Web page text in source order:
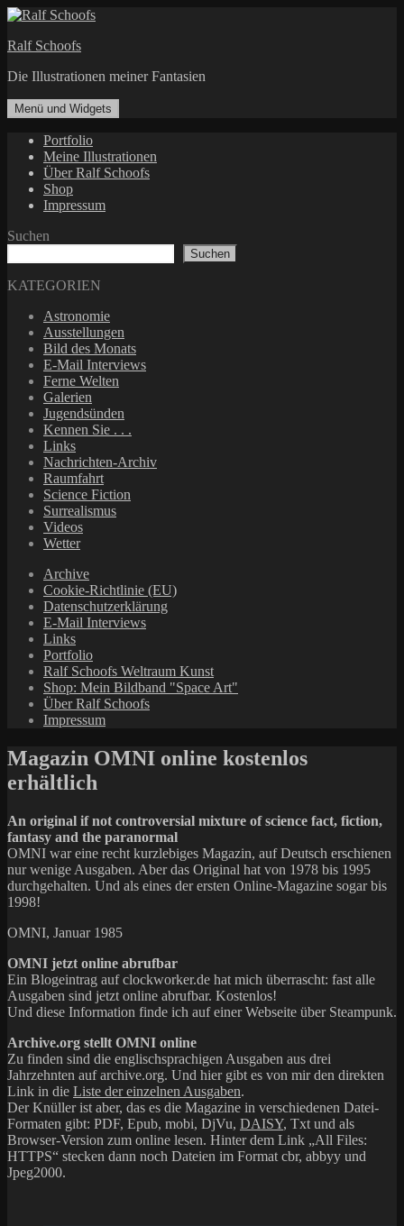
Zum
springen
Ralf Schoofs
Die Illustrationen meiner Fantasien
Menü und Widgets
Portfolio
Meine Illustrationen
Über Ralf Schoofs
Shop
Impressum
Suchen
Suchen
KATEGORIEN
Astronomie
Ausstellungen
Bild des Monats
E-Mail Interviews
Ferne Welten
Galerien
Jugendsünden
Kennen Sie . . .
Links
Nachrichten-Archiv
Raumfahrt
Science Fiction
Surrealismus
Videos
Wetter
Archive
Cookie-Richtlinie (EU)
Datenschutzerklärung
E-Mail Interviews
Links
Portfolio
Ralf Schoofs Weltraum Kunst
Shop: Mein Bildband "Space Art"
Über Ralf Schoofs
Impressum
Magazin OMNI online kostenlos
erhältlich
An original if not controversial mixture of science fact, fiction,
fantasy and the paranormal
OMNI war eine recht kurzlebiges Magazin, auf Deutsch erschienen
nur wenige Ausgaben. Aber das Original hat von 1978 bis 1995
durchgehalten. Und als eines der ersten Online-Magazine sogar bis
1998!
OMNI, Januar 1985
OMNI jetzt online abrufbar
Ein Blogeintrag auf clockworker.de hat mich überrascht: fast alle
Ausgaben sind jetzt online abrufbar. Kostenlos!
Und diese Information finde ich auf einer Webseite über Steampunk.
Archive.org stellt OMNI online
Zu finden sind die englischsprachigen Ausgaben aus drei
Jahrzehnten auf archive.org. Und hier gibt es von mir den direkten
Link in die Liste der einzelnen Ausgaben.
Der Knüller ist aber, das es die Magazine in verschiedenen Datei-
Formaten gibt: PDF, Epub, mobi, DjVu, DAISY, Txt und als
Browser-Version zum online lesen. Hinter dem Link „All Files:
HTTPS“ stecken dann noch Dateien im Format cbr, abbyy und
Jpeg2000.